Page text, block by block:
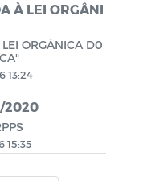
À LEI ORGÂNI
ORGÁNICA D0
13:24
2020
15:35